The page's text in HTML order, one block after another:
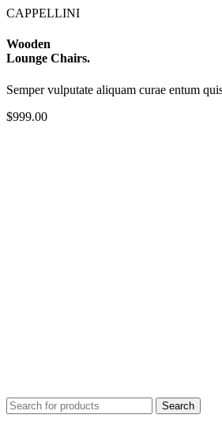
CAPPELLINI
Wooden
Lounge Chairs.
Semper vulputate aliquam curae entum
$999.00
Search